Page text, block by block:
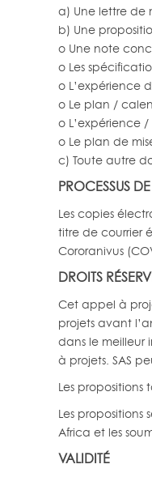
a) Une lettre de
b) Une
o Une note
o Les
o L’expérience
o Le plan /
o L’expérience
o Le plan de
c) Toute autre
PROCESSUS
Les copies
titre de courrier
Cororanivus
DROITS
Cet appel à
projets avant
dans le meilleur
à projets. SAS
Les propositions
Les
Africa et les
VALIDITÉ